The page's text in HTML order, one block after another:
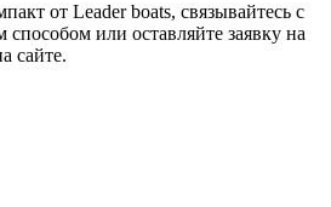
от Leader boats, связывайтесь с
или оставляйте заявку на
сайте.